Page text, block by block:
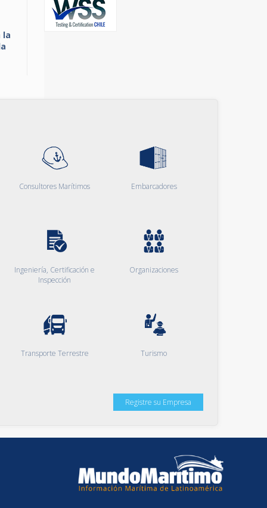
la
Consultores Marítimos Embarcadores
Ingeniería, Certificación e
Inspección
Organizaciones
Transporte Terrestre Turismo
Registre su Empresa